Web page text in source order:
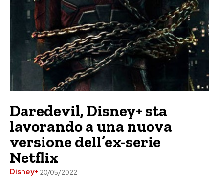
Daredevil, Disney+ sta
lavorando a una nuova
versione dell’ex-serie
Netflix
Disney+ 20/05/2022